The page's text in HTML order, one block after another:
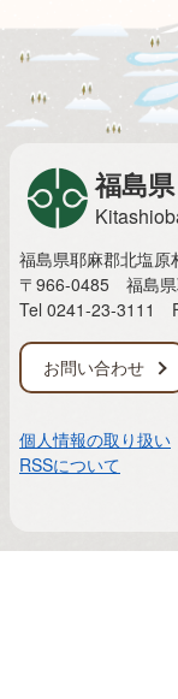
福島
福島県耶麻郡北塩原
〒966-0485 福島県
Tel 0241-23-3111
お問い合わせ
個人情報の取り扱い
RSSについて